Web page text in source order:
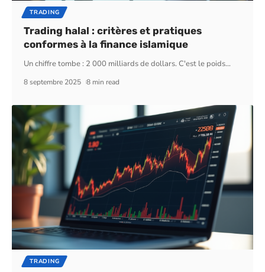
TRADING
Trading halal : critères et pratiques
conformes à la finance islamique
Un chiffre tombe : 2 000 milliards de dollars. C'est le poids…
8 septembre 2025 8 min read
TRADING